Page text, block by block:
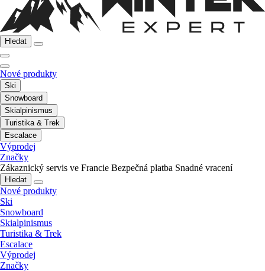
Hledat
Nové produkty
Ski
Snowboard
Skialpinismus
Turistika & Trek
Escalace
Výprodej
Značky
Zákaznický servis ve Francie Bezpečná platba Snadné vracení
Hledat
Nové produkty
Ski
Snowboard
Skialpinismus
Turistika & Trek
Escalace
Výprodej
Značky